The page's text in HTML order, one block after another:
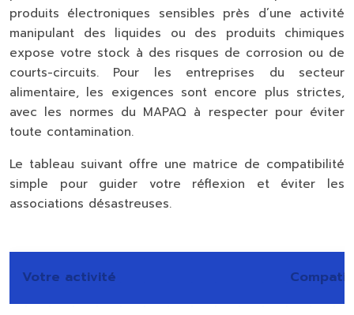
produits électroniques sensibles près d’une activité
manipulant des liquides ou des produits chimiques
expose votre stock à des risques de corrosion ou de
courts-circuits. Pour les entreprises du secteur
alimentaire, les exigences sont encore plus strictes,
avec les normes du MAPAQ à respecter pour éviter
toute contamination.
Le tableau suivant offre une matrice de compatibilité
simple pour guider votre réflexion et éviter les
associations désastreuses.
Votre activité